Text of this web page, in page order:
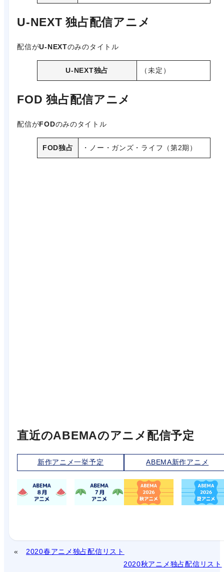
U-NEXT 独占配信アニメ
配信がU-NEXTのみのタイトル
U-NEXT独占 （未定）
FOD 独占配信アニメ
配信がFODのみのタイトル
FOD独占 ・ノー・ガンズ・ライフ（第2期）
直近のABEMAのアニメ配信予定
新作アニメ一挙予定 ABEMA新作アニメ
2020春アニメ独占配信リスト
2020秋アニメ独占配信リスト